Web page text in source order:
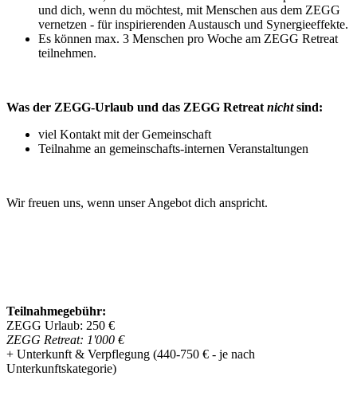
und dich, wenn du möchtest, mit Menschen aus dem ZEGG
vernetzen - für inspirierenden Austausch und Synergieeffekte.
Es können max. 3 Menschen pro Woche am ZEGG Retreat
teilnehmen.
Was der ZEGG-Urlaub und das ZEGG Retreatnichtsind:
viel Kontakt mit der Gemeinschaft
Teilnahme an gemeinschafts-internen Veranstaltungen
Wir freuen uns, wenn unser Angebot dich anspricht.
Teilnahmegebühr:
ZEGG Urlaub: 250 €
ZEGG Retreat: 1'000 €
+ Unterkunft & Verpflegung (440-750 € - je nach
Unterkunftskategorie)